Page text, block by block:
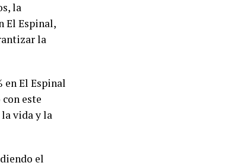
la
El Espinal,
la
en El Espinal
con este
vida y la
el